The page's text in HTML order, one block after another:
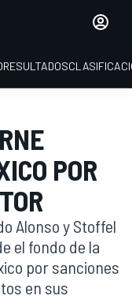
RESULTADOS
POR
Alonso y Stoffel
el fondo de la
por sanciones
en sus